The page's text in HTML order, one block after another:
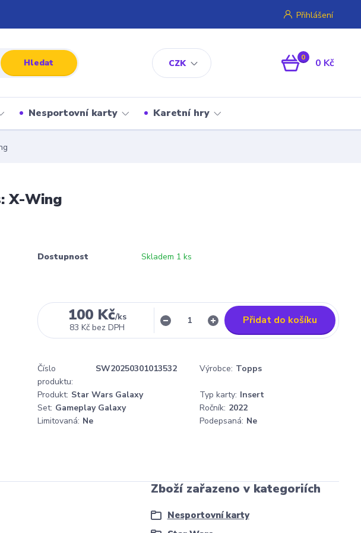
CZK
Přihlášení
Hledat 0 0 Kč
Nesportovní karty Karetní hry
X-Wing
Dostupnost Skladem 1 ks
100 Kč/ks
83 Kč bez DPH
Přidat do košíku
Číslo
produktu:
SW20250301013532 Výrobce: Topps
Produkt: Star Wars Galaxy Typ karty: Insert
Set: Gameplay Galaxy Ročník: 2022
Limitovaná: Ne Podepsaná: Ne
Zboží zařazeno v kategoriích
Nesportovní karty